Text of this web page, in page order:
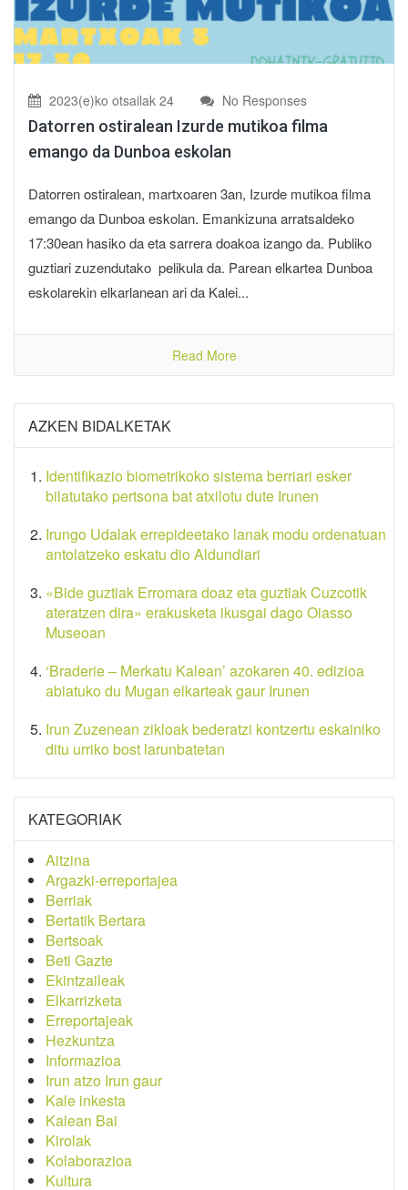
2023(e)ko otsailak 24 No Responses
Datorren ostiralean Izurde mutikoa filma
emango da Dunboa eskolan
Datorren ostiralean, martxoaren 3an, Izurde mutikoa filma
emango da Dunboa eskolan. Emankizuna arratsaldeko
17:30ean hasiko da eta sarrera doakoa izango da. Publiko
guztiari zuzendutako pelikula da. Parean elkartea Dunboa
eskolarekin elkarlanean ari da Kalei...
Read More
AZKEN BIDALKETAK
Identifikazio biometrikoko sistema berriari esker
bilatutako pertsona bat atxilotu dute Irunen
Irungo Udalak errepideetako lanak modu ordenatuan
antolatzeko eskatu dio Aldundiari
«Bide guztiak Erromara doaz eta guztiak Cuzcotik
ateratzen dira» erakusketa ikusgai dago Oiasso
Museoan
‘Braderie – Merkatu Kalean’ azokaren 40. edizioa
abiatuko du Mugan elkarteak gaur Irunen
Irun Zuzenean zikloak bederatzi kontzertu eskainiko
ditu urriko bost larunbatetan
KATEGORIAK
Aitzina
Argazki-erreportajea
Berriak
Bertatik Bertara
Bertsoak
Beti Gazte
Ekintzaileak
Elkarrizketa
Erreportajeak
Hezkuntza
Informazioa
Irun atzo Irun gaur
Kale inkesta
Kalean Bai
Kirolak
Kolaborazioa
Kultura